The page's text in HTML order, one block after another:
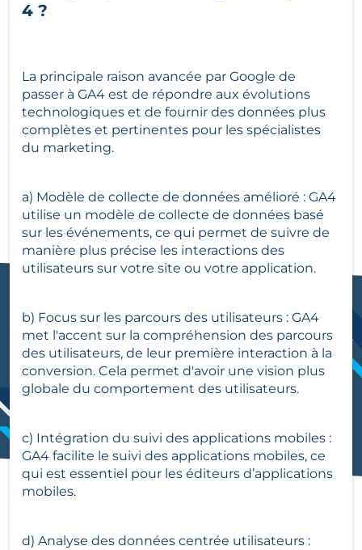
4 ?
La principale raison avancée par Google de
passer à GA4 est de répondre aux évolutions
technologiques et de fournir des données plus
complètes et pertinentes pour les spécialistes
du marketing.
a) Modèle de collecte de données amélioré : GA4
utilise un modèle de collecte de données basé
sur les événements, ce qui permet de suivre de
manière plus précise les interactions des
utilisateurs sur votre site ou votre application.
b) Focus sur les parcours des utilisateurs : GA4
met l'accent sur la compréhension des parcours
des utilisateurs, de leur première interaction à la
conversion. Cela permet d'avoir une vision plus
globale du comportement des utilisateurs.
c) Intégration du suivi des applications mobiles :
GA4 facilite le suivi des applications mobiles, ce
qui est essentiel pour les éditeurs d’applications
mobiles.
d) Analyse des données centrée utilisateurs :